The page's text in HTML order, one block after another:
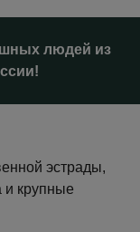
людей из
эстрады,
и крупные